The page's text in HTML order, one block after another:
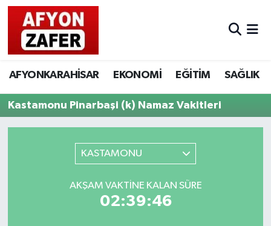
AFYONKARAHİSAR EKONOMİ EĞİTİM SAĞLIK
Kastamonu Pinarbaşi (k) Namaz Vakitleri
KASTAMONU
AKŞAM VAKTINE KALAN SÜRE
02:39:46